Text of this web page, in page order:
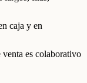
caja y en
venta es colaborativo